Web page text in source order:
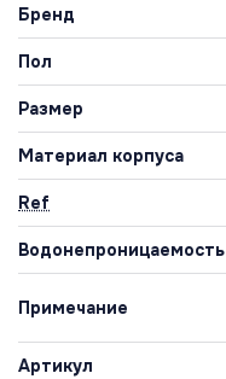
Бренд
Пол
Размер
Материал корпуса
Ref
Водонепроницаемость
Примечание
Артикул